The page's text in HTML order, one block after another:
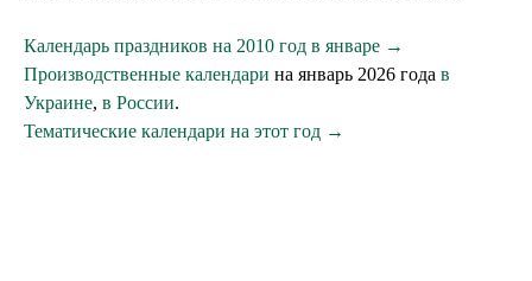
Календарь праздников на 2010 год в январе →
Производственные календари на январь 2026 года в
Украине, в России.
Тематические календари на этот год →